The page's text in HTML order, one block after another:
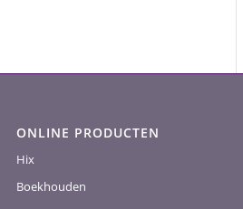
ONLINE PRODUCTEN
Hix
Boekhouden